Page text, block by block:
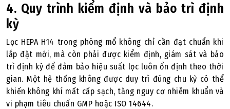
4. Quy trình kiểm định và bảo trì định
kỳ
Lọc HEPA H14 trong phòng mổ không chỉ cần đạt chuẩn khi
lắp đặt mới, mà còn phải được kiểm định, giám sát và bảo
trì định kỳ để đảm bảo hiệu suất lọc luôn ổn định theo thời
gian. Một hệ thống không được duy trì đúng chu kỳ có thể
khiến không khí mất cấp sạch, tăng nguy cơ nhiễm khuẩn và
vi phạm tiêu chuẩn GMP hoặc ISO 14644.